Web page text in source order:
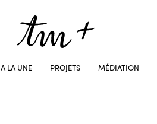
A LA UNE PROJETS MÉDIATION